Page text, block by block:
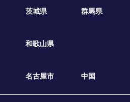
茨城県 群馬県
和歌山県
名古屋市 中国